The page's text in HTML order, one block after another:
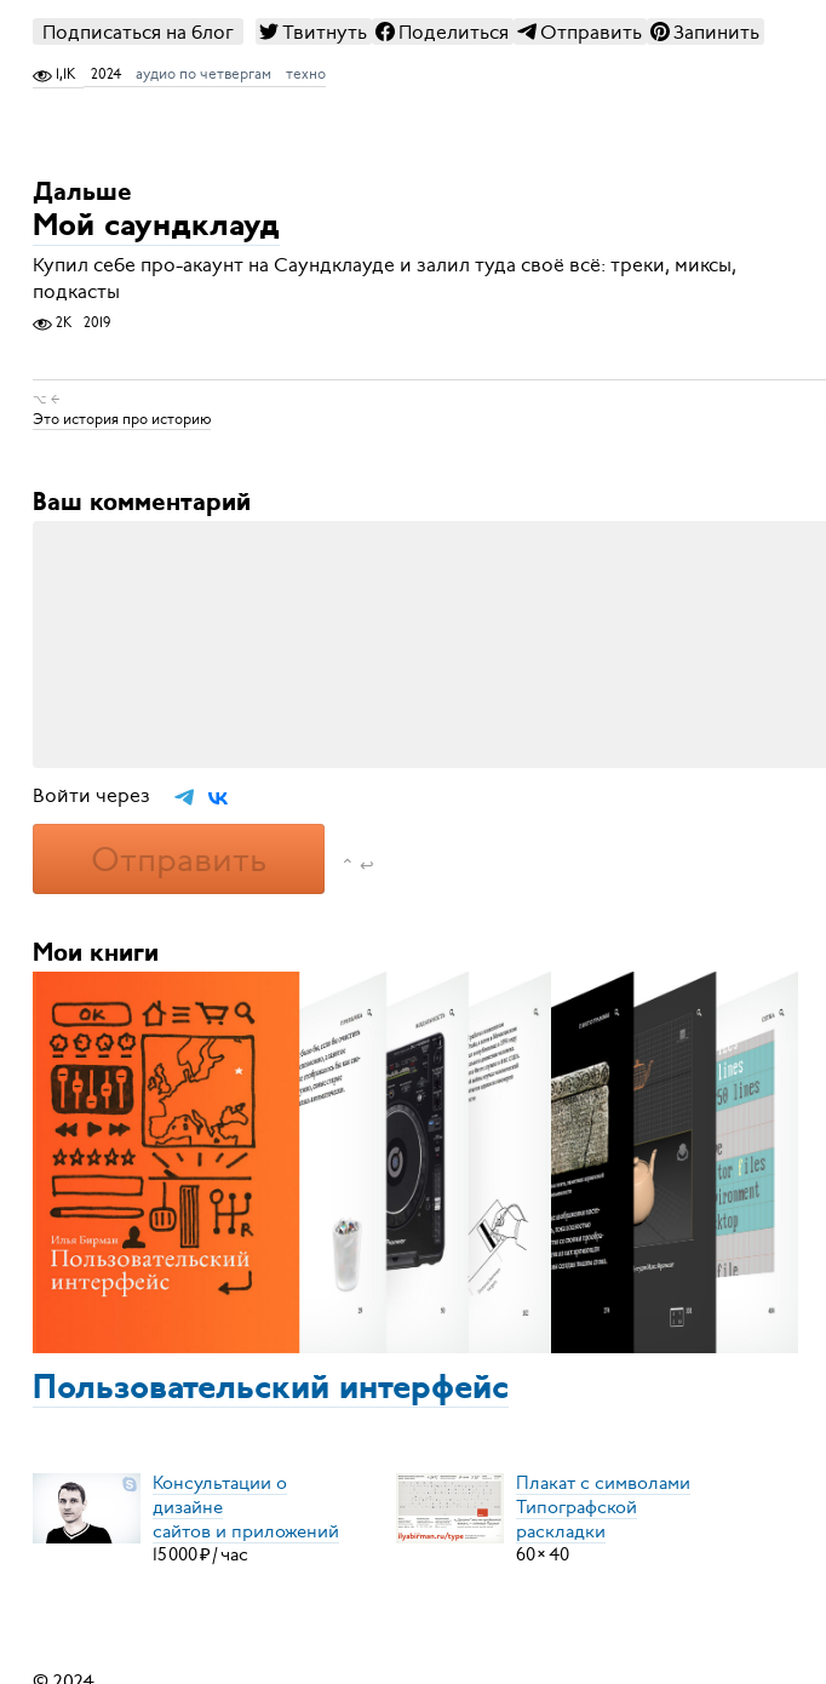
Подписаться на блог Твитнуть Поделиться Отправить Запинить
1,1K 2024 аудио по четвергам техно
Дальше
Мой саундклауд
Купил себе про-акаунт на Саундклауде и залил туда своё всё: треки, миксы,
подкасты
2K 2019
⌥ ←
Это история про историю
Ваш комментарий
Войти через
Отправить ⌃ ↩
Мои книги
Пользовательский интерфейс
Консультации о
дизайне
сайтов и приложений
15000₽/час
Плакат с символами
Типографской
раскладки
60×40